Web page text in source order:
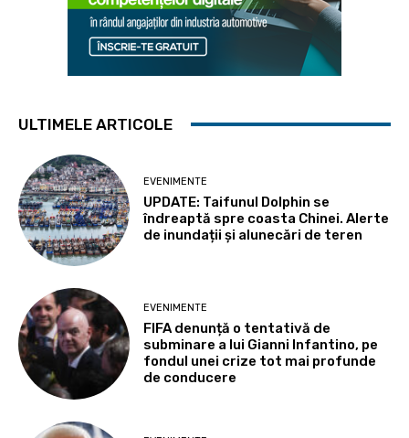
ULTIMELE ARTICOLE
EVENIMENTE
UPDATE: Taifunul Dolphin se
îndreaptă spre coasta Chinei. Alerte
de inundații și alunecări de teren
EVENIMENTE
FIFA denunță o tentativă de
subminare a lui Gianni Infantino, pe
fondul unei crize tot mai profunde
de conducere